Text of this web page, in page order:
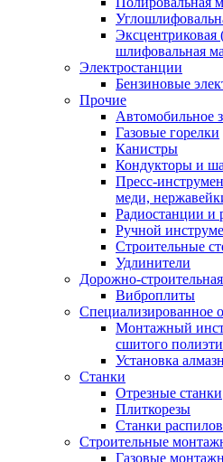
Эксцентриковая
шлифовальная
Электростанции
Бензиновые
Прочие
Автомобильное
Газовые горелки
Канистры
Кондукторы и
Пресс-
меди,
Радиостанции и
Ручной
Строительные
Удлинители
Дорожно-
Виброплиты
Специализированное
Монтажный
сшитого
Установка
Станки
Отрезные станки
Плиткорезы
Станки
Строительные
Газовые